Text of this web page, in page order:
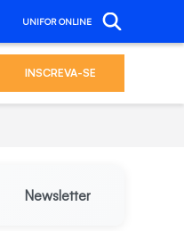
UNIFOR ONLINE
INSCREVA-SE
Newsletter